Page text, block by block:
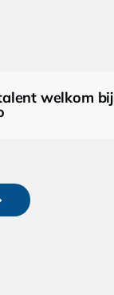
welkom bij